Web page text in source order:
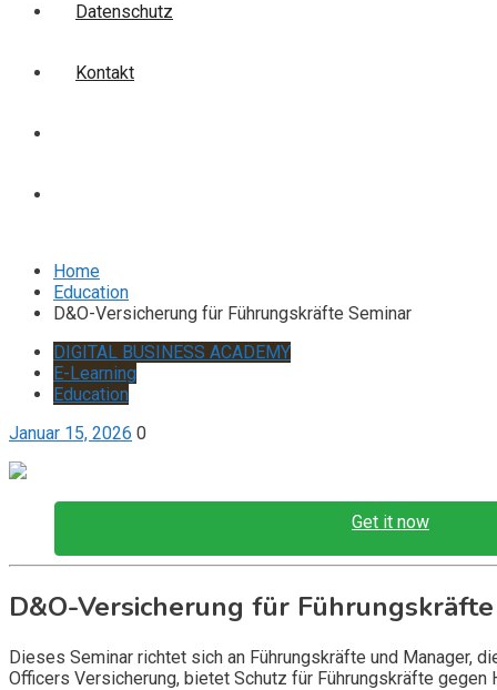
Datenschutz
Kontakt
Home
Education
D&O-Versicherung für Führungskräfte Seminar
DIGITAL BUSINESS ACADEMY
E-Learning
Education
Januar 15, 2026 0
Get it now
D&O-Versicherung für
Dieses Seminar richtet sich an Führungskräfte und Manager,
Officers Versicherung, bietet Schutz für Führungskräfte